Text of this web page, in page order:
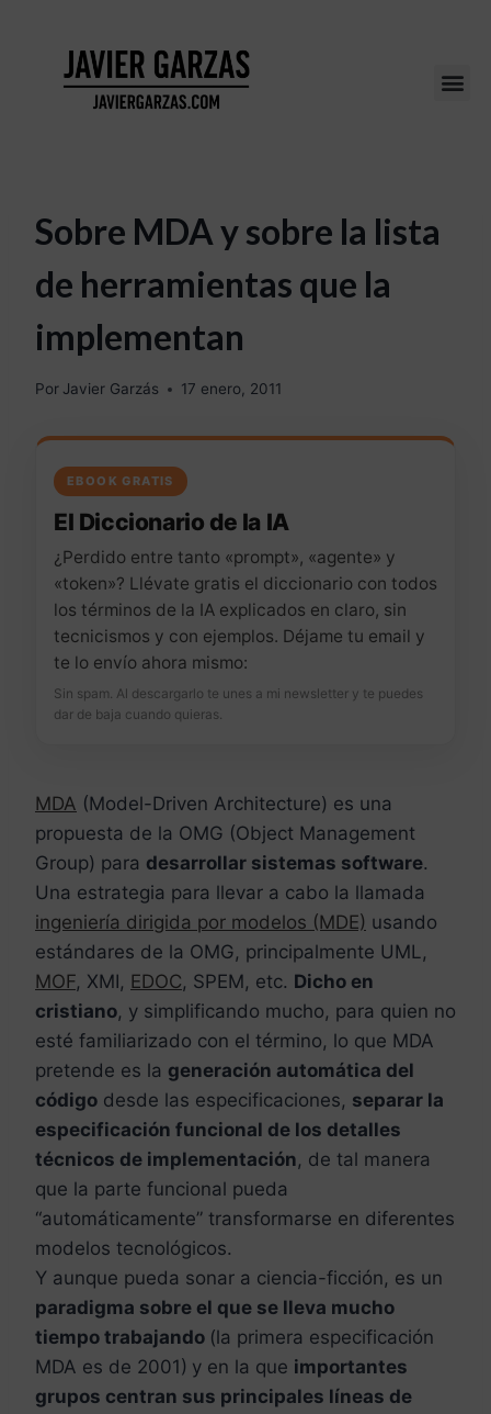
Sobre MDA y sobre la lista
de herramientas que la
implementan
Por Javier Garzás 17 enero, 2011
EBOOK GRATIS
El Diccionario de la IA
¿Perdido entre tanto «prompt», «agente» y
«token»? Llévate gratis el diccionario con todos
los términos de la IA explicados en claro, sin
tecnicismos y con ejemplos. Déjame tu email y
te lo envío ahora mismo:
Sin spam. Al descargarlo te unes a mi newsletter y te puedes
dar de baja cuando quieras.
MDA (Model-Driven Architecture) es una
propuesta de la OMG (Object Management
Group) para desarrollar sistemas software.
Una estrategia para llevar a cabo la llamada
ingeniería dirigida por modelos (MDE) usando
estándares de la OMG, principalmente UML,
MOF, XMI, EDOC, SPEM, etc. Dicho en
cristiano, y simplificando mucho, para quien no
esté familiarizado con el término, lo que MDA
pretende es la generación automática del
código desde las especificaciones, separar la
especificación funcional de los detalles
técnicos de implementación, de tal manera
que la parte funcional pueda
“automáticamente” transformarse en diferentes
modelos tecnológicos.
Y aunque pueda sonar a ciencia-ficción, es un
paradigma sobre el que se lleva mucho
tiempo trabajando (la primera especificación
MDA es de 2001) y en la que importantes
grupos centran sus principales líneas de